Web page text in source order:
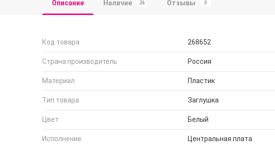
Описание Наличие 26 Отзывы 0
Код товара 268652
Страна производитель Россия
Материал Пластик
Тип товара Заглушка
Цвет Белый
Исполнение Центральная плата